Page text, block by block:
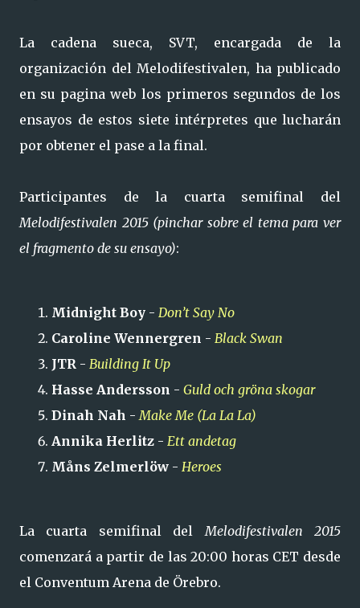
La cadena sueca, SVT, encargada de la
organización del Melodifestivalen, ha publicado
en su pagina web los primeros segundos de los
ensayos de estos siete intérpretes que lucharán
por obtener el pase a la final.
Participantes de la cuarta semifinal del
Melodifestivalen 2015 (pinchar sobre el tema para ver
el fragmento de su ensayo):
Midnight Boy - Don’t Say No
Caroline Wennergren - Black Swan
JTR - Building It Up
Hasse Andersson - Guld och gröna skogar
Dinah Nah -Make Me (La La La)
Annika Herlitz - Ett andetag
Måns Zelmerlöw - Heroes
La cuarta semifinal delMelodifestivalen 2015
comenzará a partir de las 20:00 horas CET desde
el Conventum Arena de Örebro.